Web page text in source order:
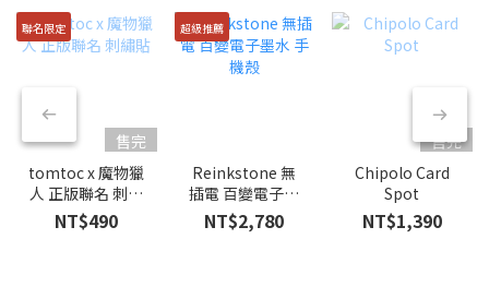
聯名限定
售完
tomtoc x 魔物獵
人 正版聯名 刺繡
貼
NT$490
超級推薦
Reinkstone 無
插電 百變電子墨
水 手機殼
NT$2,780
售完
Chipolo Card
Spot
NT$1,390